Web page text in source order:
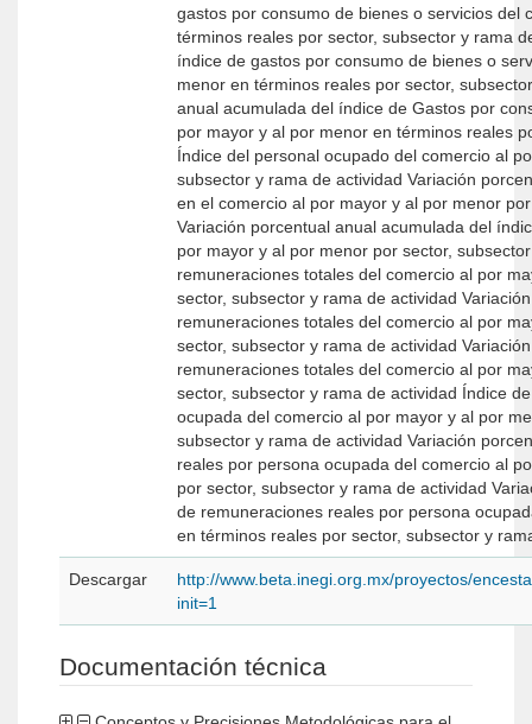
gastos por consumo de bienes o servicios del
términos reales por sector, subsector y rama de actividad Variación
índice de gastos por consumo de bienes o
menor en términos reales por sector, subsector y rama de
anual acumulada del índice de Gastos por
por mayor y al por menor en términos reales
Índice del personal ocupado del comercio al
subsector y rama de actividad Variación porcentual anual del índice del personal ocupado
en el comercio al por mayor y al por menor
Variación porcentual anual acumulada del
por mayor y al por menor por sector, subsector y
remuneraciones totales del comercio al por
sector, subsector y rama de actividad Variación porcentual anual del índice de
remuneraciones totales del comercio al por
sector, subsector y rama de actividad Variación porcentual anual acumulada del índice de
remuneraciones totales del comercio al por
sector, subsector y rama de actividad Índice de remuneraciones reales por persona
ocupada del comercio al por mayor y al por
subsector y rama de actividad Variación porcentual anual del índice de remuneraciones
reales por persona ocupada del comercio al
por sector, subsector y rama de actividad Variación porcentual anual acumulada del índice
de remuneraciones reales por persona
en términos reales por sector, subsector y
Descargar
http://www.beta.inegi.org.mx/proyectos/
init=1
Documentación técnica